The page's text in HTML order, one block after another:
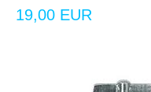
19,00 EUR